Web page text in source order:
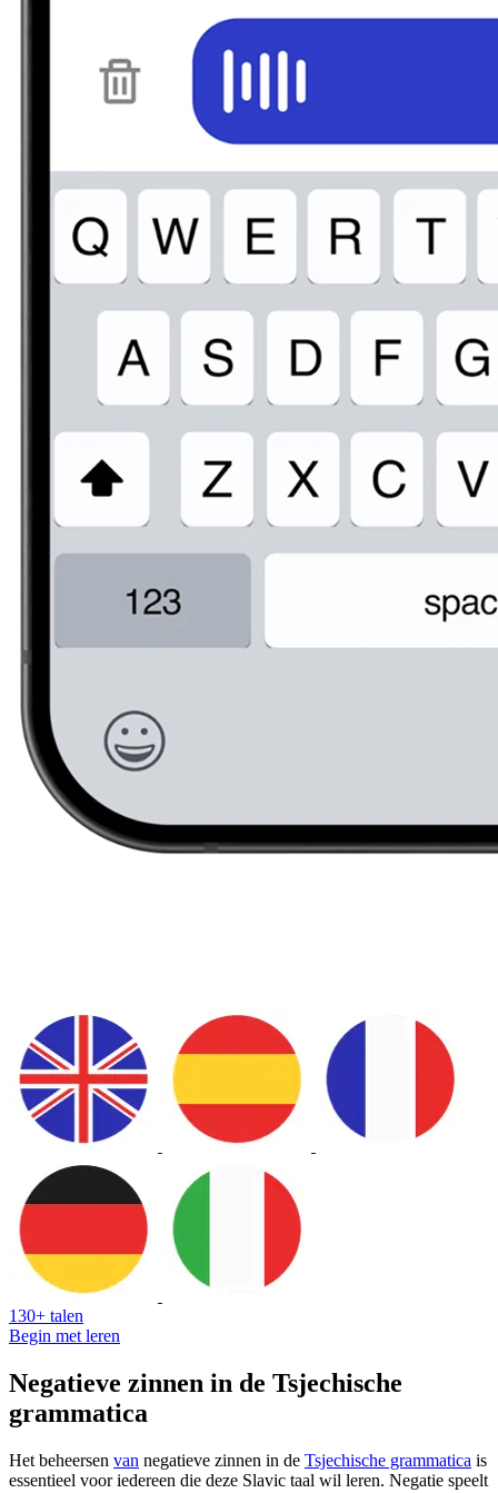
130+ talen
Begin met leren
Negatieve zinnen in de Tsjechische
grammatica
Het beheersen van negatieve zinnen in de Tsjechische grammatica is
essentieel voor iedereen die deze Slavic taal wil leren. Negatie speelt